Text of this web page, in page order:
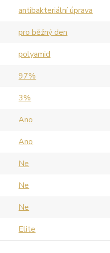
antibakteriální úprava
pro běžný den
polyamid
97%
3%
Ano
Ano
Ne
Ne
Ne
Elite